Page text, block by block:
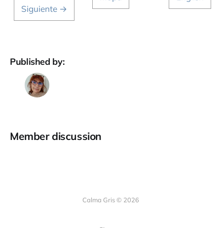
Siguiente →
Published by:
Member discussion
Calma Gris © 2026